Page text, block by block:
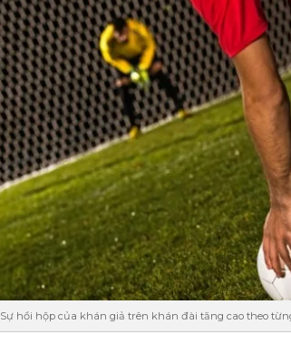
Sự hồi hộp của khán giả trên khán đài tăng cao theo